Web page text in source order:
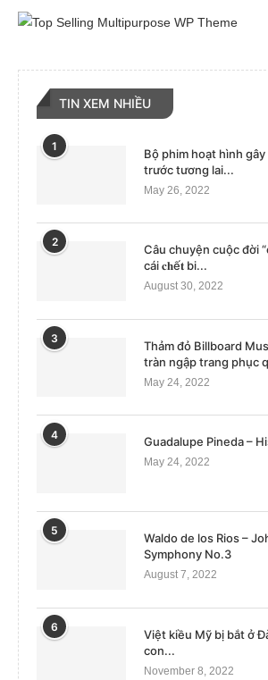
TIN XEM NHIỀU
1
Bộ phim hoạt hình gây
trước tương lai...
May 26, 2022
2
Câu chuyện cuộc đời
cái 𝐜𝐡ế𝐭 bi...
August 30, 2022
3
Thảm đỏ Billboard
tràn ngập trang phục
May 24, 2022
4
Guadalupe Pineda –
May 24, 2022
5
Waldo de los Rios –
Symphony No.3
August 7, 2022
6
Việt kiều Mỹ bị bắt ở
con...
November 8, 2022